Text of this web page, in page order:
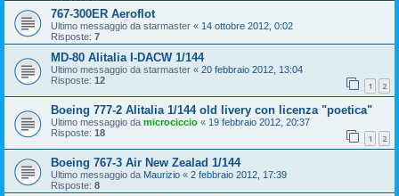
767-300ER Aeroflot
Ultimo messaggio da starmaster « 14 ottobre 2012, 0:02
Risposte: 7
MD-80 Alitalia I-DACW 1/144
Ultimo messaggio da starmaster « 20 febbraio 2012, 13:04
Risposte: 12 1 2
Boeing 777-2 Alitalia 1/144 old livery con licenza "poetica"
Ultimo messaggio da microciccio « 19 febbraio 2012, 20:37
Risposte: 18 1 2
Boeing 767-3 Air New Zealad 1/144
Ultimo messaggio da Maurizio « 2 febbraio 2012, 17:39
Risposte: 8